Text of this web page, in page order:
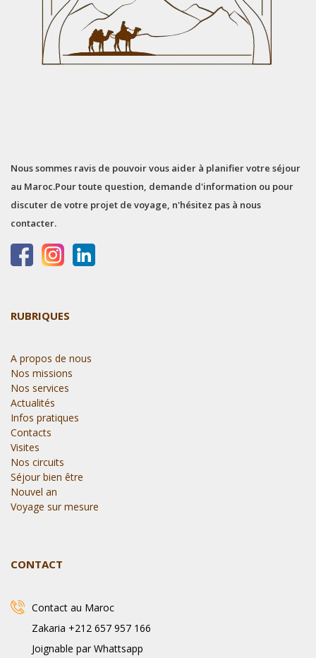
Nous sommes ravis de pouvoir vous aider à planifier votre séjour
au Maroc.Pour toute question, demande d'information ou pour
discuter de votre projet de voyage, n'hésitez pas à nous
contacter.
RUBRIQUES
A propos de nous
Nos missions
Nos services
Actualités
Infos pratiques
Contacts
Visites
Nos circuits
Séjour bien être
Nouvel an
Voyage sur mesure
CONTACT
Contact au Maroc
Zakaria +212 657 957 166
Joignable par Whattsapp